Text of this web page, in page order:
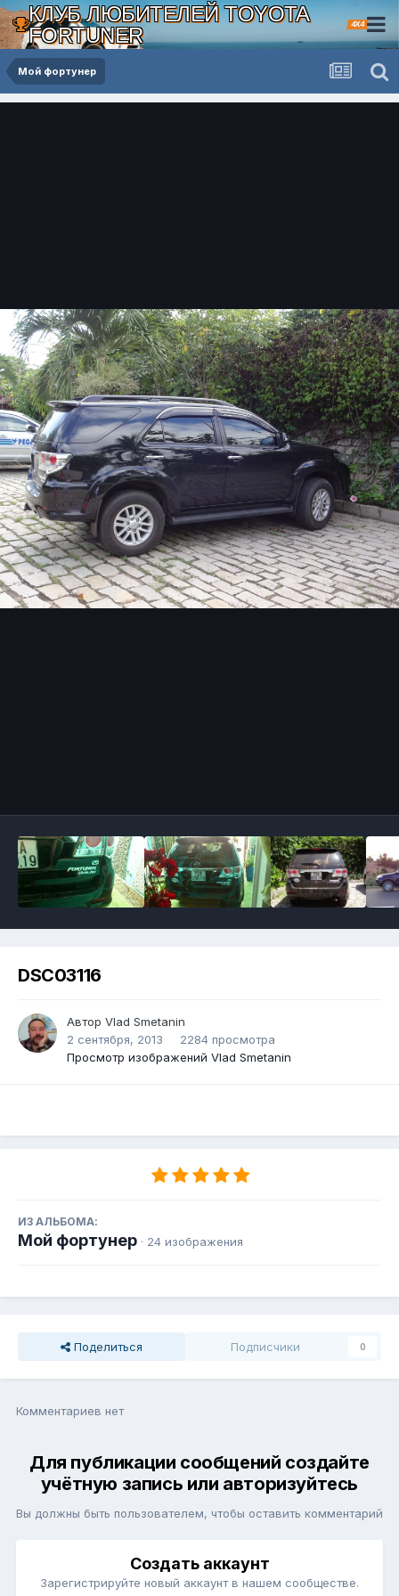
КЛУБ ЛЮБИТЕЛЕЙ TOYOTA
FORTUNER
4X4
Мой фортунер
DSC03116
Автор Vlad Smetanin
2 сентября, 2013
2284 просмотра
Просмотр изображений Vlad Smetanin
ИЗ АЛЬБОМА:
Мой фортунер · 24 изображения
Поделиться Подписчики 0
Комментариев нет
Для публикации сообщений создайте
учётную запись или авторизуйтесь
Вы должны быть пользователем, чтобы оставить комментарий
Создать аккаунт
Зарегистрируйте новый аккаунт в нашем сообществе.